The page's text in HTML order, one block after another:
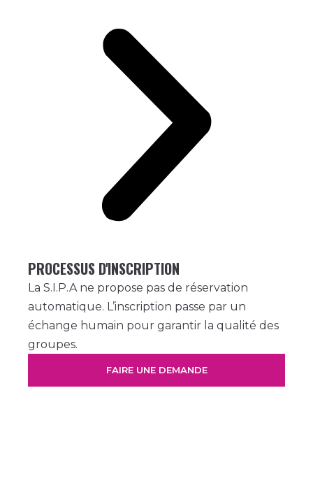
PROCESSUS D'INSCRIPTION
La S.I.P.A ne propose pas de réservation
automatique. L’inscription passe par un
échange humain pour garantir la qualité des
groupes.
FAIRE UNE DEMANDE